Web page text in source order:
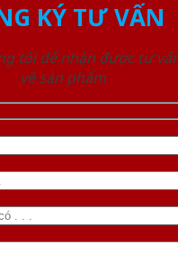
KÝ TƯ VẤN
tôi để nhận được tư
về sản phẩm